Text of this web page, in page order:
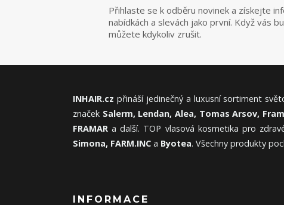
Přihlaste se k odběru novinek a získejte
nabídkách a slevách jako první. Když vás
můžete kdykoliv zrušit.
INHAIR.cz přináší jedinečný a luxusní sortiment
značek Salerm, Lendan, Alea, Tomas Arsov,
FRAMAR a další. TOP vlasová kosmetika pro
Simona, FARM.INC a Byotea. Všechny produkty
INFORMACE